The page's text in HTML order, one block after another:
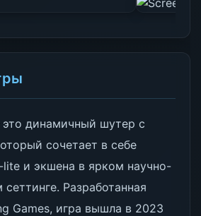
это динамичный шутер с
сочетает в себе
и экшена в ярком научно-
Разработанная
Games, игра вышла в 2023